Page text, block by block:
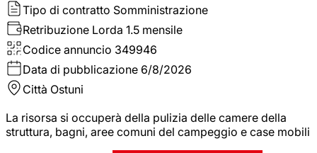
Tipo di contratto Somministrazione
Retribuzione Lorda 1.5 mensile
Codice annuncio 349946
Data di pubblicazione 6/8/2026
Città Ostuni
La risorsa si occuperà della pulizia delle camere della
struttura, bagni, aree comuni del campeggio e case mobili